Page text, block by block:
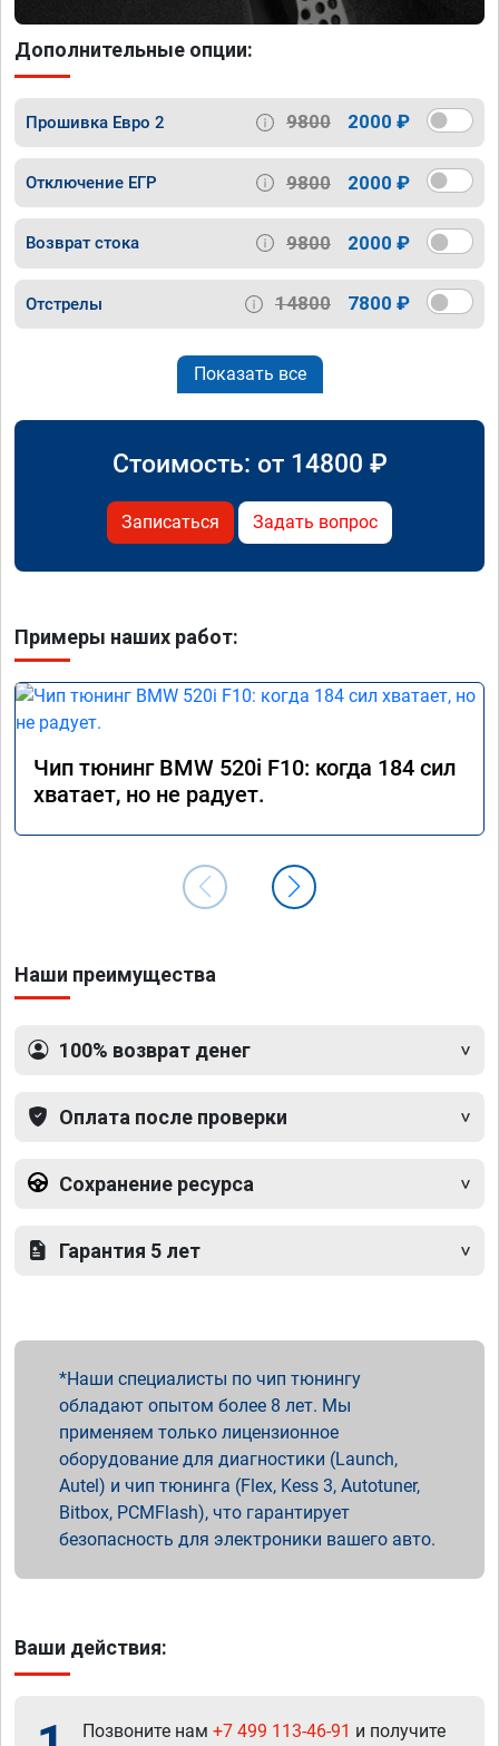
Дополнительные опции:
Прошивка Евро 2 9800 2000 ₽
Отключение ЕГР 9800 2000 ₽
Возврат стока 9800 2000 ₽
Отстрелы 14800 7800 ₽
Показать все
Стоимость: от 14800 ₽
Записаться Задать вопрос
Примеры наших работ:
Чип тюнинг BMW 520i F10: когда 184 сил
хватает, но не радует.
Наши преимущества
100% возврат денег
Оплата после проверки
Сохранение ресурса
Гарантия 5 лет
Наши специалисты по чип тюнингу
обладают опытом более 8 лет. Мы
применяем только лицензионное
оборудование для диагностики (Launch,
Autel) и чип тюнинга (Flex, Kess 3, Autotuner,
Bitbox, PCMFlash), что гарантирует
безопасность для электроники вашего авто.
Ваши действия:
Позвоните нам +7 499 113-46-91 и получите